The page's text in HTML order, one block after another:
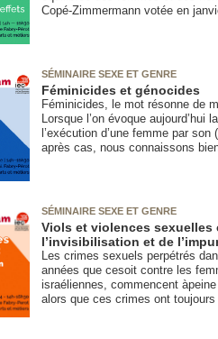
Copé-Zimmermann votée en
SÉMINAIRE SEXE ET GENRE
Féminicides et génocides
Féminicides, le mot résonne de
Lorsque l’on évoque
l’exécution d’une femme par
après cas, nous connaissons
SÉMINAIRE SEXE ET GENRE
Viols et violences sexuelles
l’invisibilisation et de
Les crimes sexuels perpétrés
années que cesoit contre les
israéliennes, commencent
alors que ces crimes ont